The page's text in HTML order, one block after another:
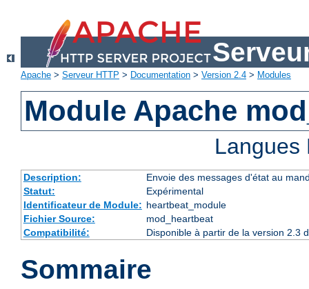
Apache > Serveur HTTP > Documentation > Version 2.4 > Modules
Module Apache
Description:
Envoie des messages d'état au
Statut:
Expérimental
Identificateur de Module: heartbeat_module
Fichier Source:
mod_heartbeat
Compatibilité:
Disponible à partir de la version 2.3
Sommaire